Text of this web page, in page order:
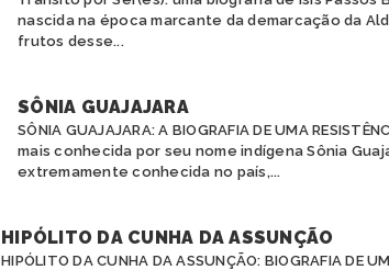
nascida na época marcante da demarcação da
frutos desse...
SÔNIA GUAJAJARA
SÔNIA GUAJAJARA: A BIOGRAFIA DE UMA
mais conhecida por seu nome indígena Sônia
extremamente conhecida no país,...
HIPÓLITO DA CUNHA DA ASSUNÇÃO
HIPÓLITO DA CUNHA DA ASSUNÇÃO: BIOGRAFIA DE